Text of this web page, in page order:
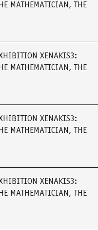
MATHEMATICIAN, THE
XENAKIS3:
MATHEMATICIAN, THE
XENAKIS3:
MATHEMATICIAN, THE
XENAKIS3:
MATHEMATICIAN, THE